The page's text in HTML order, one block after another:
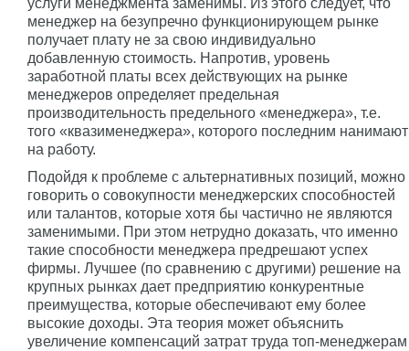
услуги менеджмента заменимы. Из этого следует, что
менеджер на безупречно функционирующем рынке
получает плату не за свою индивидуально
добавленную стоимость. Напротив, уровень
заработной платы всех действующих на рынке
менеджеров определяет предельная
производительность предельного «менеджера», т.е.
того «квазименеджера», которого последним нанимают
на работу.
Подойдя к проблеме с альтернативных позиций, можно
говорить о совокупности менеджерских способностей
или талантов, которые хотя бы частично не являются
заменимыми. При этом нетрудно доказать, что именно
такие способности менеджера предрешают успех
фирмы. Лучшее (по сравнению с другими) решение на
крупных рынках дает предприятию конкурентные
преимущества, которые обеспечивают ему более
высокие доходы. Эта теория может объяснить
увеличение компенсаций затрат труда топ-менеджерам